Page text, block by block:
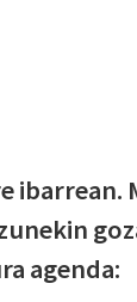
ibarrean.
agenda: